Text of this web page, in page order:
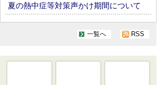
夏の熱中症等対策声かけ期間について
一覧へ RSS